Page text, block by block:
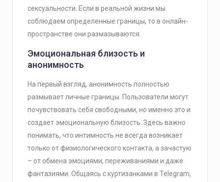
сексуальности. Если в реальной жизни мы
соблюдаем определенные границы, то в онлайн-
пространстве они размазываются.
Эмоциональная близость и
анонимность
На первый взгляд, анонимность полностью
размывает личные границы. Пользователи могут
почувствовать себя свободными, но именно это и
создает эмоциональную близость. Здесь важно
понимать, что интимность не всегда возникает
только от физиологического контакта, а зачастую
– от обмена эмоциями, переживаниями и даже
фантазиями. Общаясь с куртизанками в Telegram,